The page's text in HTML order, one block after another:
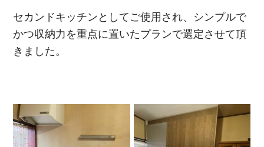
セカンドキッチンとしてご使用され、シンプルで
かつ収納力を重点に置いたプランで選定させて頂
きました。